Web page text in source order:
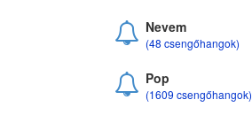
Nevem
(48 csengőhangok)
Pop
(1609 csengőhangok)